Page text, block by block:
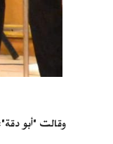
وقالت "أبو